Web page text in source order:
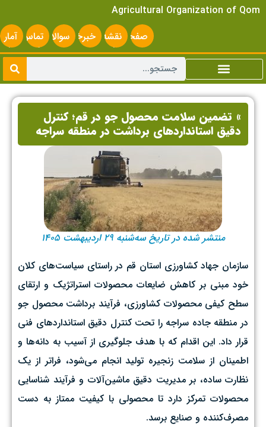
Agricultural Organization of Qom
صفحه
اصلی
نقشه
سایت
خبرخوانسوالات
متداول
تماس
با ما
آمار
» تضمین سلامت محصول جو در قم؛ کنترل
دقیق استانداردهای برداشت در منطقه سراجه
منتشر شده در تاریخ سه‌شنبه ۲۹ اردیبهشت ۱۴۰۵
سازمان جهاد کشاورزی استان قم در راستای سیاست‌های کلان
خود مبنی بر کاهش ضایعات محصولات استراتژیک و ارتقای
سطح کیفی محصولات کشاورزی، فرآیند برداشت محصول جو
در منطقه جاده سراجه را تحت کنترل دقیق استانداردهای فنی
قرار داد. این اقدام که با هدف جلوگیری از آسیب به دانه‌ها و
اطمینان از سلامت زنجیره تولید انجام می‌شود، فراتر از یک
نظارت ساده، بر مدیریت دقیق ماشین‌آلات و فرآیند شناسایی
محصولات تمرکز دارد تا محصولی با کیفیت ممتاز به دست
مصرف‌کننده و صنایع برسد. ‌